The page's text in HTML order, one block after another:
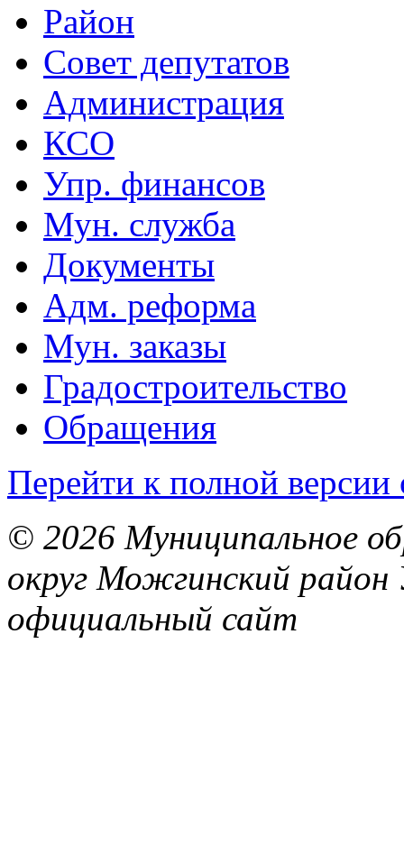
Район
Совет депутатов
Администрация
КСО
Упр. финансов
Мун. служба
Документы
Адм. реформа
Мун. заказы
Градостроительство
Обращения
Перейти к полной версии
© 2026 Муниципальное
округ Можгинский район
официальный сайт